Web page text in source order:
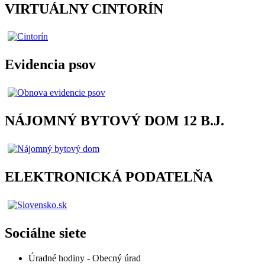
VIRTUÁLNY CINTORÍN
Evidencia psov
NÁJOMNÝ BYTOVÝ DOM 12 B.J.
ELEKTRONICKÁ PODATELŇA
Sociálne siete
Úradné hodiny - Obecný úrad